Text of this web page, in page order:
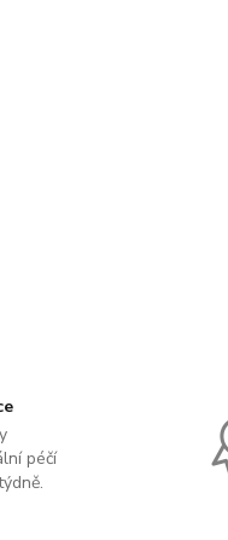
péčí